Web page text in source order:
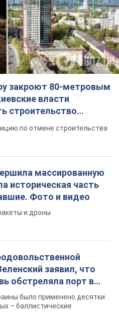
закроют 80-метровым
власти
строительство
верующего"
по отмене строительства
массированную
историческая часть
Фото и видео
и дроны
заявил, что
обстреляла порт в
было применено десятки
– баллистические